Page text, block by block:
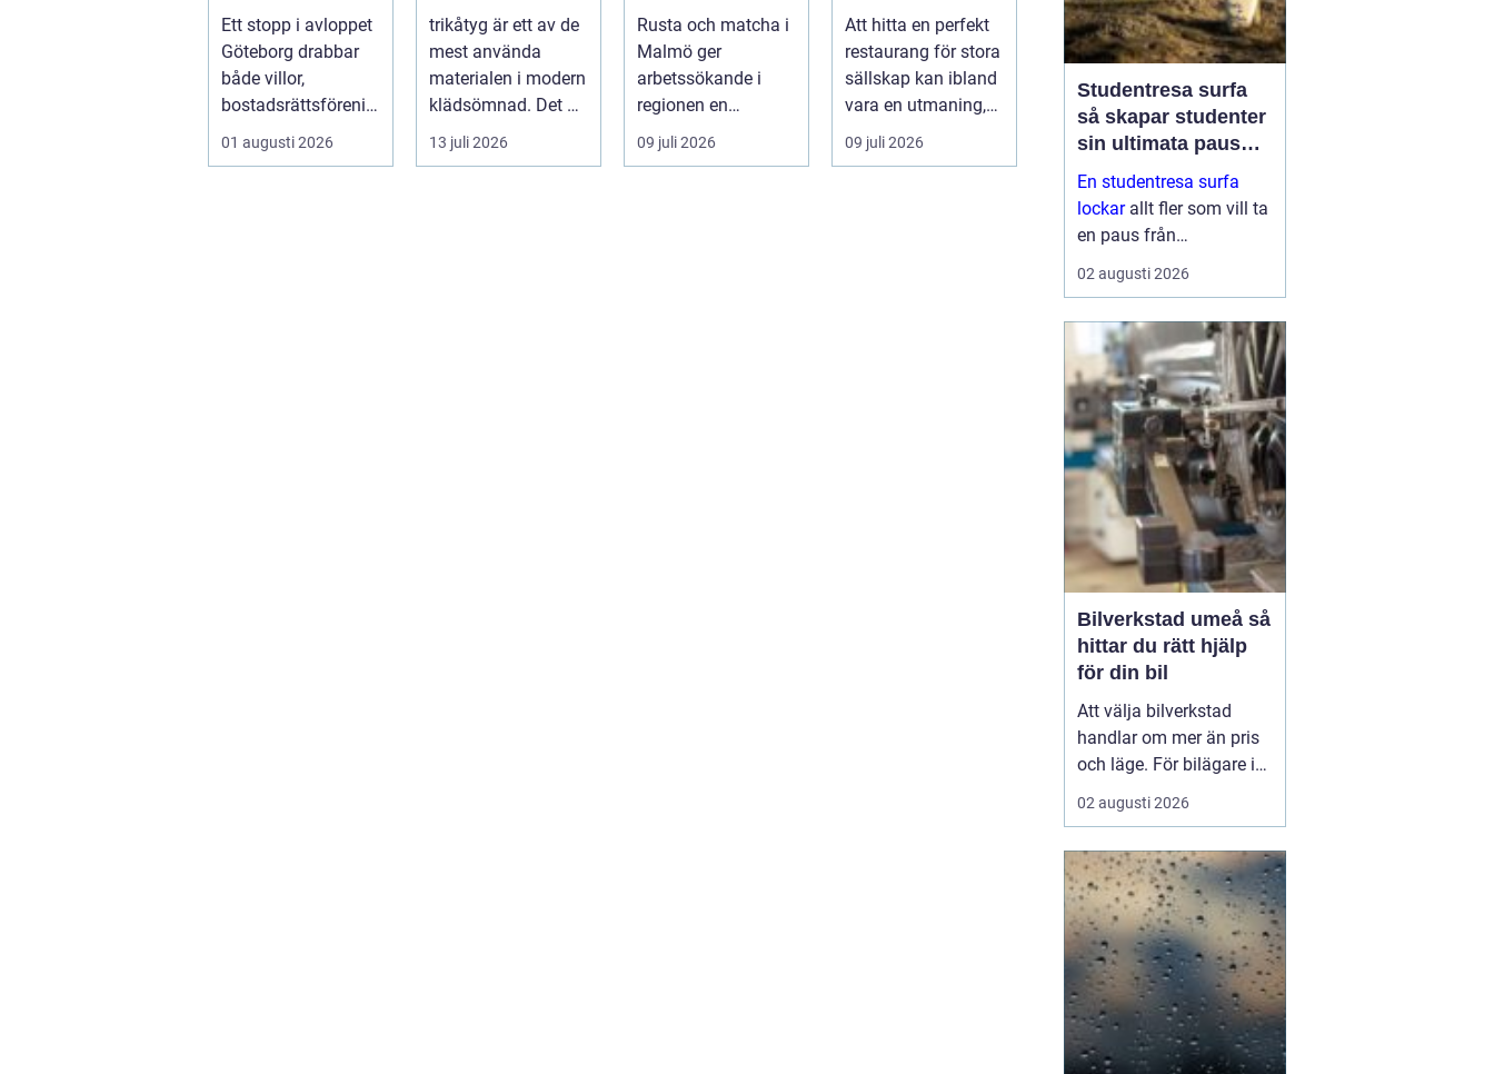
lösningar och
hur problem kan
undvikas
Ett stopp i avloppet
Göteborg drabbar
både villor,
bostadsrättsförenin
gar och h...
01 augusti 2026
att lyckas med
trikåtyg är ett av de
mest använda
materialen i modern
klädsömnad. Det är
mjukt, elastiskt och
formb...
13 juli 2026
stödet för dig
som söker jobb
Rusta och matcha i
Malmö ger
arbetssökande i
regionen en
strukturerad och
personlig vä...
09 juli 2026
sällskap på
Östermalm i
Stockholm
Att hitta en perfekt
restaurang för stora
sällskap kan ibland
vara en utmaning,
särsk...
09 juli 2026
Studentresa surfa
så skapar studenter
sin ultimata paus
från plugget
En studentresa surfa
lockarallt fler som vill ta
en paus från
föreläsningar, tentaplugg
och sena kvällar i
både fysisk utmaning
och mental
återhämtning, samtidigt
som ...
02 augusti 2026
Bilverkstad umeå så
hittar du rätt hjälp
för din bil
Att välja bilverkstad
handlar om mer än pris
och läge. För bilägare i
Umeå väger trygghet,
tillgänglighet och tydliga
tungt. Enmodern
bilverkst...
02 augusti 2026